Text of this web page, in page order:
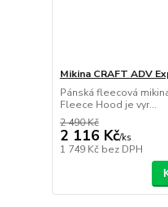
Mikina CRAFT ADV
Pánská fleecová
Fleece Hood je vyr...
2 490 Kč
2 116 Kč/ks
1 749 Kč bez DPH